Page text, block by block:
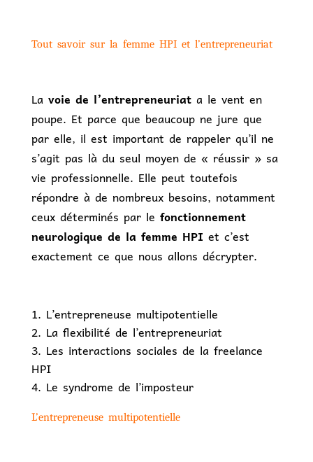
Tout savoir sur la femme HPI et l’entrepreneuriat
La voie de l’entrepreneuriata le vent en
poupe. Et parce que beaucoup ne jure que
par elle, il est important de rappeler qu’il ne
s’agit pas là du seul moyen de « réussir » sa
vie professionnelle. Elle peut toutefois
répondre à de nombreux besoins, notamment
ceux déterminés par le fonctionnement
neurologique de la femme HPI et c’est
exactement ce que nous allons décrypter.
L’entrepreneuse multipotentielle
La flexibilité de l’entrepreneuriat
Les interactions sociales de la freelance
HPI
Le syndrome de l’imposteur
L’entrepreneuse multipotentielle